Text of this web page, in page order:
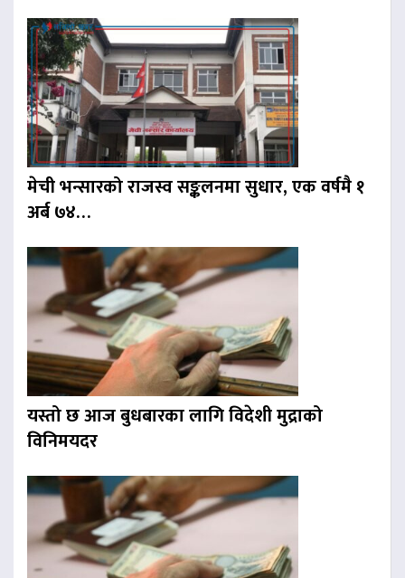
मेची भन्सारको राजस्व सङ्कलनमा सुधार, एक वर्षमै १
अर्ब ७४…
यस्तो छ आज बुधबारका लागि विदेशी मुद्राको
विनिमयदर